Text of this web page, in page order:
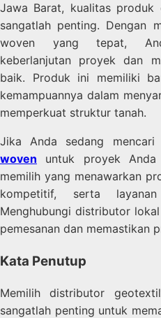
Jawa Barat, kualitas produk
sangatlah penting. Dengan
woven yang tepat,
keberlanjutan proyek dan
baik. Produk ini memiliki
kemampuannya dalam
memperkuat struktur tanah.
Jika Anda sedang mencari
woven untuk proyek
memilih yang menawarkan
kompetitif, serta
Menghubungi distributor
pemesanan dan memastikan
Kata Penutup
Memilih distributor
sangatlah penting untuk